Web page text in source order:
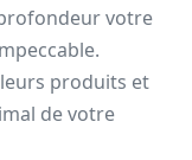
votre
produits et
de votre